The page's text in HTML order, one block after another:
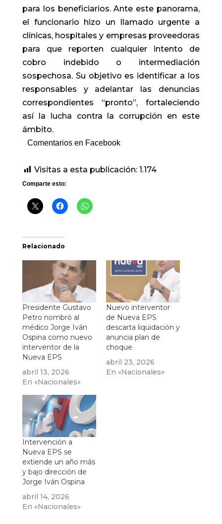
para los beneficiarios. Ante este panorama,
el funcionario hizo un llamado urgente a
clínicas, hospitales y empresas proveedoras
para que reporten cualquier intento de
cobro indebido o intermediación
sospechosa. Su objetivo es identificar a los
responsables y adelantar las denuncias
correspondientes “pronto”, fortaleciendo
así la lucha contra la corrupción en este
ámbito.
Comentarios en Facebook
Visitas a esta publicación: 1.174
Comparte esto:
Relacionado
Presidente Gustavo
Petro nombró al
médico Jorge Iván
Ospina como nuevo
interventor de la
Nueva EPS
abril 13, 2026
En «Nacionales»
Nuevo interventor
de Nueva EPS
descarta liquidación y
anuncia plan de
choque
abril 23, 2026
En «Nacionales»
Intervención a
Nueva EPS se
extiende un año más
y bajo dirección de
Jorge Iván Ospina
abril 14, 2026
En «Nacionales»